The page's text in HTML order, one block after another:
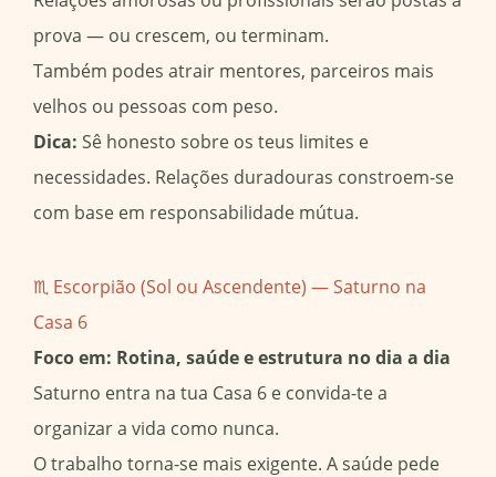
prova — ou crescem, ou terminam.
Também podes atrair mentores, parceiros mais
velhos ou pessoas com peso.
Dica: Sê honesto sobre os teus limites e
necessidades. Relações duradouras constroem-se
com base em responsabilidade mútua.
♏ Escorpião (Sol ou Ascendente) — Saturno na
Casa 6
Foco em: Rotina, saúde e estrutura no dia a dia
Saturno entra na tua Casa 6 e convida-te a
organizar a vida como nunca.
O trabalho torna-se mais exigente. A saúde pede